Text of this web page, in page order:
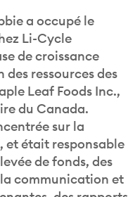
a occupé le
Li-Cycle
de croissance
ressources des
Leaf Foods Inc.,
du Canada.
sur la
et était responsable
de fonds, des
communication et